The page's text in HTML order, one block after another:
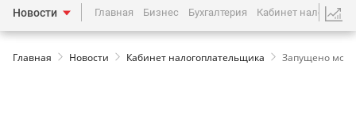
Новости Главная Бизнес Бухгалтерия Кабинет
Главная Новости Кабинет налогоплательщика Запущено